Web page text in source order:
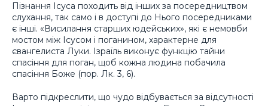
Пізнання Ісуса походить від інших за посередництвом
слухання, так само і в доступі до Нього посередниками
є інші. «Висилання старших юдейських», які є немовби
мостом між Ісусом і поганином, характерне для
євангелиста Луки. Ізраїль виконує функцію тайни
спасіння для поган, щоб кожна людина побачила
спасіння Боже (пор. Лк. 3, 6).
Варто підкреслити, що чудо відбувається за відсутності